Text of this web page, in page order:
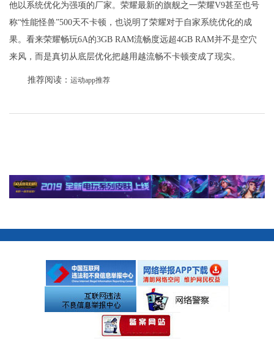
他以系统优化为强项的厂家。荣耀最新的旗舰之一荣耀V9甚至也号
称“性能怪兽”500天不卡顿，也说明了荣耀对于自家系统优化的成
果。看来荣耀畅玩6A的3GB RAM流畅度远超4GB RAM并不是空穴
来风，而是真切从底层优化把越用越流畅不卡顿变成了现实。
推荐阅读： 运动app推荐